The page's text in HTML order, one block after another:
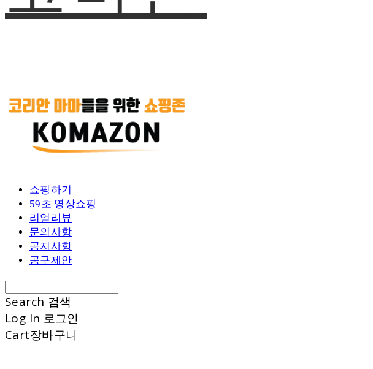
쇼핑하기
59초 영상쇼핑
리얼리뷰
문의사항
공지사항
공구제안
Search 검색
Log In 로그인
Cart장바구니